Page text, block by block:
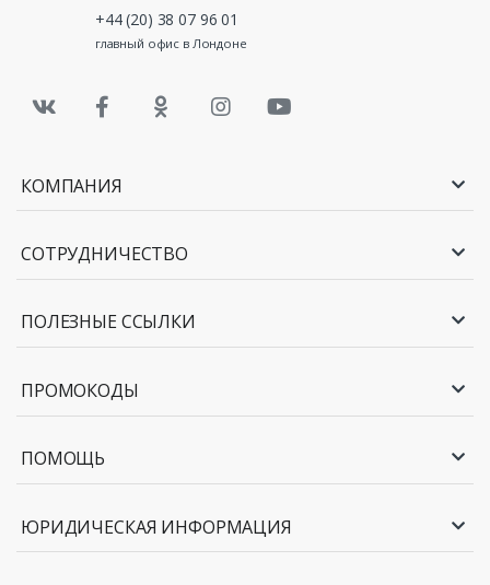
+44 (20) 38 07 96 01
главный офис в Лондоне
КОМПАНИЯ
СОТРУДНИЧЕСТВО
ПОЛЕЗНЫЕ ССЫЛКИ
ПРОМОКОДЫ
ПОМОЩЬ
ЮРИДИЧЕСКАЯ ИНФОРМАЦИЯ